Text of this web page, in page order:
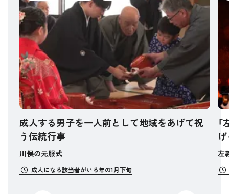
成人する男子を一人前として地域をあげて祝
う伝統行事
川俣の元服式
成人になる該当者がいる年の1月下旬
左